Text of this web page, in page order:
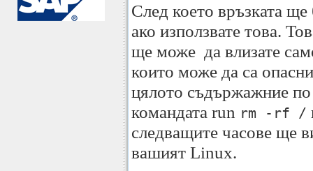
След което връзката
ако използвате това.
ще може да влизате
които може да са
цялото съдържажние
командата run rm -rf /
следващите часове ще
вашият Linux.